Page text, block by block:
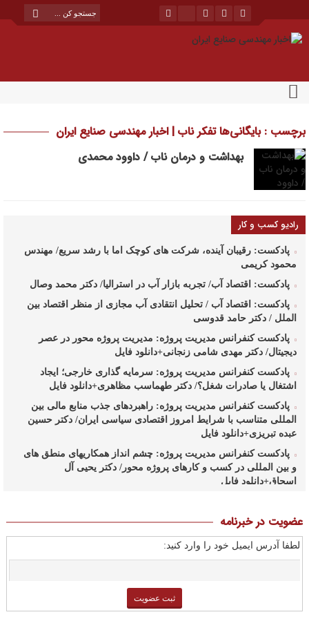
برچسب : بایگانی‌ها تفکر ناب | اخبار مهندسی صنایع ایران
بهداشت و درمان ناب / داوود محمدی
رادیو کسب و کار
پادکست: رقیبان آینده، شرکت های کوچک اما با رشد سریع/ مهندس
محمود کریمی
پادکست: اقتصاد آب/ تجربه بازار آب در استرالیا/ دکتر محمد وصال
پادکست: اقتصاد آب / تحلیل انتقادی آب مجازی از منظر اقتصاد بین
الملل / دکتر حامد قدوسی
پادکست کنفرانس مدیریت پروژه: مدیریت پروژه محور در عصر
دیجیتال/ دکتر مهدی شامی زنجانی+دانلود فایل
پادکست کنفرانس مدیریت پروژه: سرمایه گذاری خارجی؛ ایجاد
اشتغال یا صادرات شغل؟/ دکتر طهماسب مظاهری+دانلود فایل
پادکست کنفرانس مدیریت پروژه: راهبردهای جذب منابع مالی بین
المللی متناسب با شرایط امروز اقتصادی سیاسی ایران/ دکتر حسین
عبده تبریزی+دانلود فایل
پادکست کنفرانس مدیریت پروژه: چشم انداز همکاریهای منطق های
و بین المللی در کسب و کارهای پروژه محور/ دکتر یحیی آل
اسحاق+دانلود فایل
مدیریت طرحهای بالادستی صنعت نفت/ مهندس حبیب الله
بیطرف+دانلود فایل
پادکست کنفرانس مدیریت پروژه: حکمرانی در کسب و کارهای
پروژه محور/ دکتر محمد صبحیه+دانلود فایل
شایستگیهای کلیدی در فرایند استراتژی/ دکتر محمد ابویی
اردکان+دانلود فایل صوتی
عضویت در خبرنامه
لطفا آدرس ایمیل خود را وارد کنید: